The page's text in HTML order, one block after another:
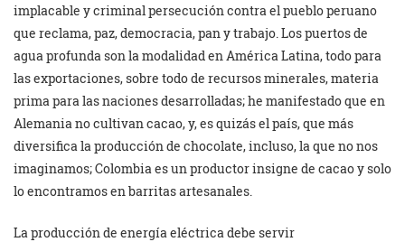
implacable y criminal persecución contra el pueblo peruano
que reclama, paz, democracia, pan y trabajo. Los puertos de
agua profunda son la modalidad en América Latina, todo para
las exportaciones, sobre todo de recursos minerales, materia
prima para las naciones desarrolladas; he manifestado que en
Alemania no cultivan cacao, y, es quizás el país, que más
diversifica la producción de chocolate, incluso, la que no nos
imaginamos; Colombia es un productor insigne de cacao y solo
lo encontramos en barritas artesanales.
La producción de energía eléctrica debe servir